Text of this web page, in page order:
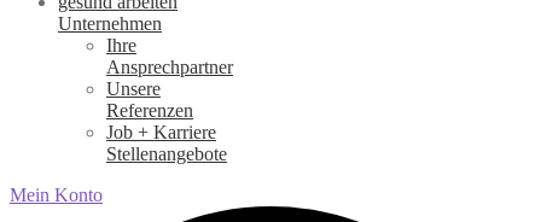
Unternehmen
Ihre
Ansprechpartner
Unsere
Referenzen
Job + Karriere
Stellenangebote
Mein Konto